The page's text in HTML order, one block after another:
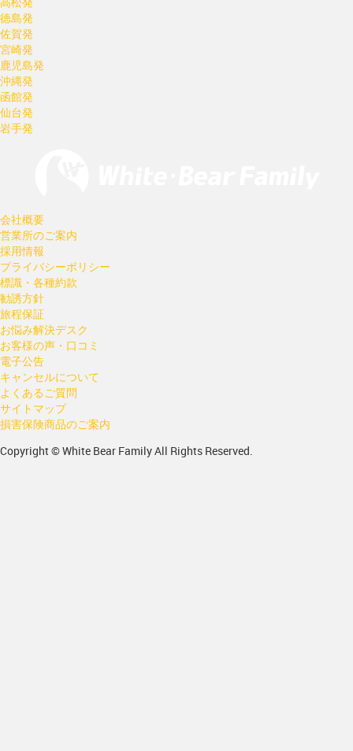
徳島発
佐賀発
宮崎発
鹿児島発
沖縄発
函館発
仙台発
岩手発
会社概要
営業所のご案内
採用情報
プライバシーポリシー
標識・各種約款
勧誘方針
旅程保証
お悩み解決デスク
お客様の声・口コミ
電子公告
キャンセルについて
よくあるご質問
サイトマップ
損害保険商品のご案内
Copyright © White Bear Family All Rights Reserved.